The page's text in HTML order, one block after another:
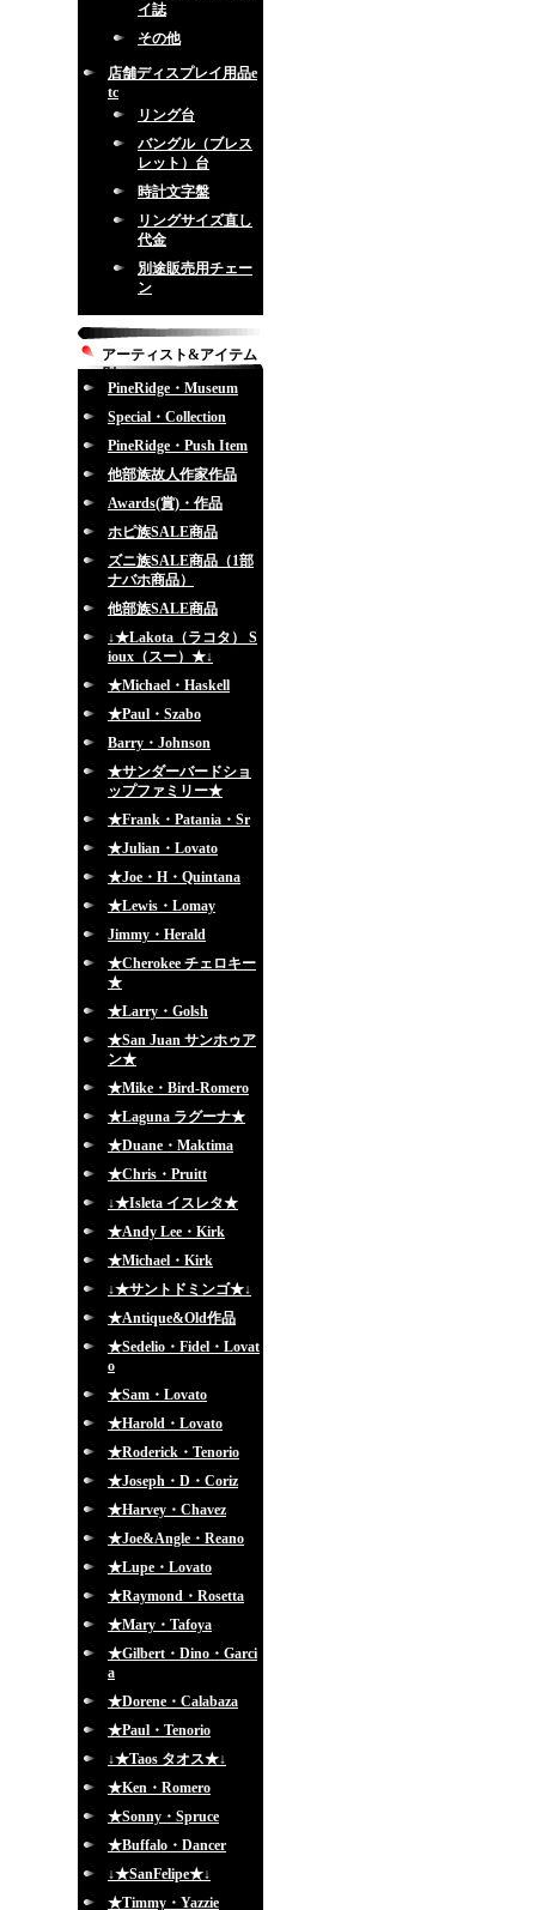
イ誌
その他
店舗ディスプレイ用品e
tc
リング台
バングル（ブレス
レット）台
時計文字盤
リングサイズ直し
代金
別途販売用チェー
ン
アーティスト&アイテム
別
PineRidge・Museum
Special・Collection
PineRidge・Push Item
他部族故人作家作品
Awards(賞)・作品
ホピ族SALE商品
ズニ族SALE商品（1部
ナバホ商品）
他部族SALE商品
↓★Lakota（ラコタ） S
ioux（スー）★↓
★Michael・Haskell
★Paul・Szabo
Barry・Johnson
★サンダーバードショ
ップファミリー★
★Frank・Patania・Sr
★Julian・Lovato
★Joe・H・Quintana
★Lewis・Lomay
Jimmy・Herald
★Cherokee チェロキー
★
★Larry・Golsh
★San Juan サンホゥア
ン★
★Mike・Bird-Romero
★Laguna ラグーナ★
★Duane・Maktima
★Chris・Pruitt
↓★Isleta イスレタ★
★Andy Lee・Kirk
★Michael・Kirk
↓★サントドミンゴ★↓
★Antique&Old作品
★Sedelio・Fidel・Lovat
o
★Sam・Lovato
★Harold・Lovato
★Roderick・Tenorio
★Joseph・D・Coriz
★Harvey・Chavez
★Joe&Angle・Reano
★Lupe・Lovato
★Raymond・Rosetta
★Mary・Tafoya
★Gilbert・Dino・Garci
a
★Dorene・Calabaza
★Paul・Tenorio
↓★Taos タオス★↓
★Ken・Romero
★Sonny・Spruce
★Buffalo・Dancer
↓★SanFelipe★↓
★Timmy・Yazzie